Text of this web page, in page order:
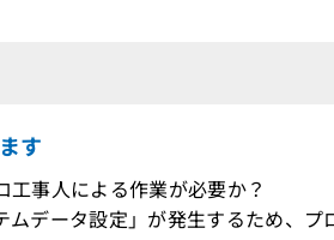
す
事人による作業が必要か？
ータ設定」が発生するため、プ